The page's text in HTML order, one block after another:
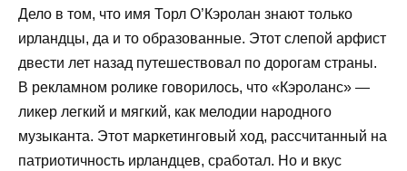
Дело в том, что имя Торл О’Кэролан знают только
ирландцы, да и то образованные. Этот слепой арфист
двести лет назад путешествовал по дорогам страны.
В рекламном ролике говорилось, что «Кэроланс» —
ликер легкий и мягкий, как мелодии народного
музыканта. Этот маркетинговый ход, рассчитанный на
патриотичность ирландцев, сработал. Но и вкус